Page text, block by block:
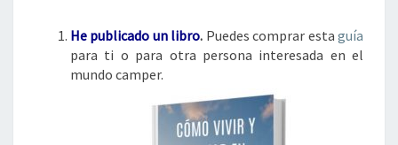
He publicado un libro. Puedes comprar estaguía
para ti o para otra persona interesada en el
mundo camper.